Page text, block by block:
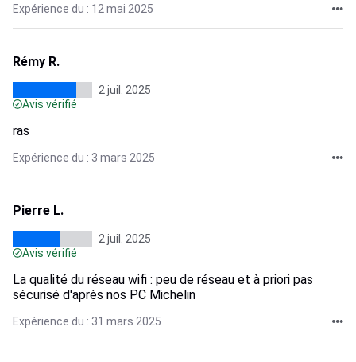
Expérience du : 12 mai 2025
Rémy R.
2 juil. 2025
Avis vérifié
ras
Expérience du : 3 mars 2025
Pierre L.
2 juil. 2025
Avis vérifié
La qualité du réseau wifi : peu de réseau et à priori pas
sécurisé d'après nos PC Michelin
Expérience du : 31 mars 2025